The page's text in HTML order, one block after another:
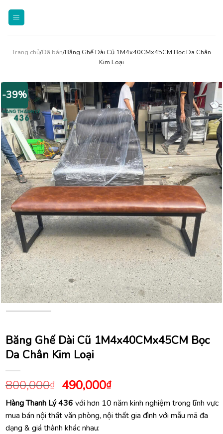
Trang chủ/Đã bán/Băng Ghế Dài Cũ 1M4x40CMx45CM Bọc Da Chân
Kim Loại
-39%
Băng Ghế Dài Cũ 1M4x40CMx45CM Bọc
Da Chân Kim Loại
800,000₫ Giá
gốc
là:
800,000₫.
490,000₫Giá
hiện
tại
là:
Hàng Thanh Lý 436 với hơn 10 năm kinh nghiệm trong lĩnh vực
mua bán nội thất văn phòng, nội thất gia đình với mẫu mã đa
dạng & giá thành khác nhau: